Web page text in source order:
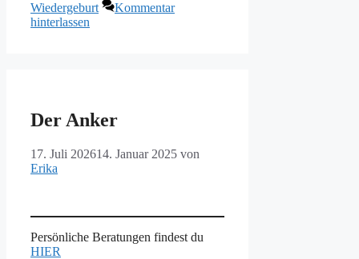
Wiedergeburt
Kommentar
hinterlassen
Der Anker
17. Juli 202614. Januar 2025 von
Erika
Persönliche Beratungen findest du
HIER